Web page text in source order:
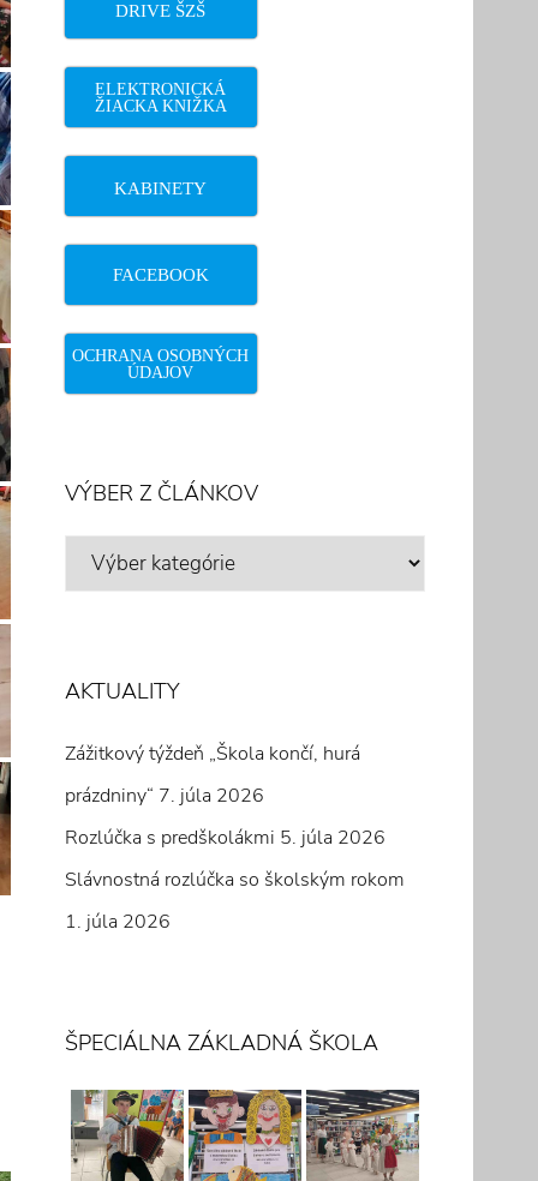
DRIVE ŠZŠ
ELEKTRONICKÁ
ŽIACKA KNIŽKA
KABINETY
FACEBOOK
OCHRANA OSOBNÝCH
ÚDAJOV
VÝBER Z ČLÁNKOV
VÝBER
AKTUALITY
Zážitkový týždeň „Škola končí, hurá
prázdniny“ 7. júla 2026
Rozlúčka s predškolákmi 5. júla 2026
Slávnostná rozlúčka so školským rokom
1. júla 2026
ŠPECIÁLNA ZÁKLADNÁ ŠKOLA